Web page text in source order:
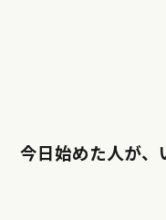
今日始めた人が、